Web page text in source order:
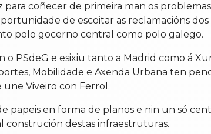
coñecer de primeira man os
de escoitar as reclamacións
polo gocerno central como polo galego.
PSdeG e esixiu tanto a Madrid como á
Mobilidade e Axenda Urbana ten
une Viveiro con Ferrol.
papeis en forma de planos e nin un só
construción destas infraestruturas.